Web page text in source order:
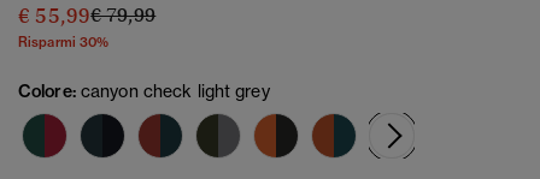
€ 55,99Prezzo ridotto da
€ 79,99a
Risparmi 30%
Colore: canyon check light grey